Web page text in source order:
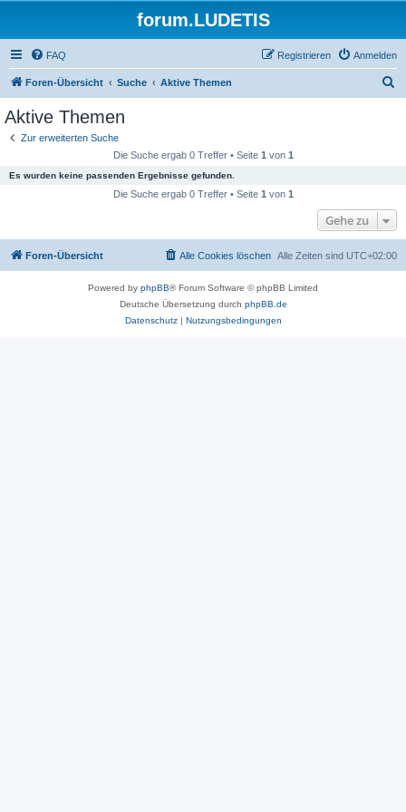
forum.LUDETIS
FAQ Anmelden
Registrieren
Foren-Übersicht Suche Aktive Themen
Aktive Themen
Zur erweiterten Suche
Die Suche ergab 0 Treffer • Seite 1 von 1
Es wurden keine passenden Ergebnisse gefunden.
Die Suche ergab 0 Treffer • Seite 1 von 1
Gehe zu
Foren-Übersicht Alle Zeiten sind UTC+02:00
Alle Cookies löschen
Powered by phpBB® Forum Software © phpBB Limited
Deutsche Übersetzung durch phpBB.de
Datenschutz| Nutzungsbedingungen